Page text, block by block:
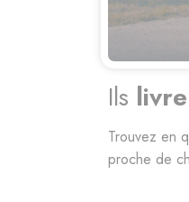
Le « stère